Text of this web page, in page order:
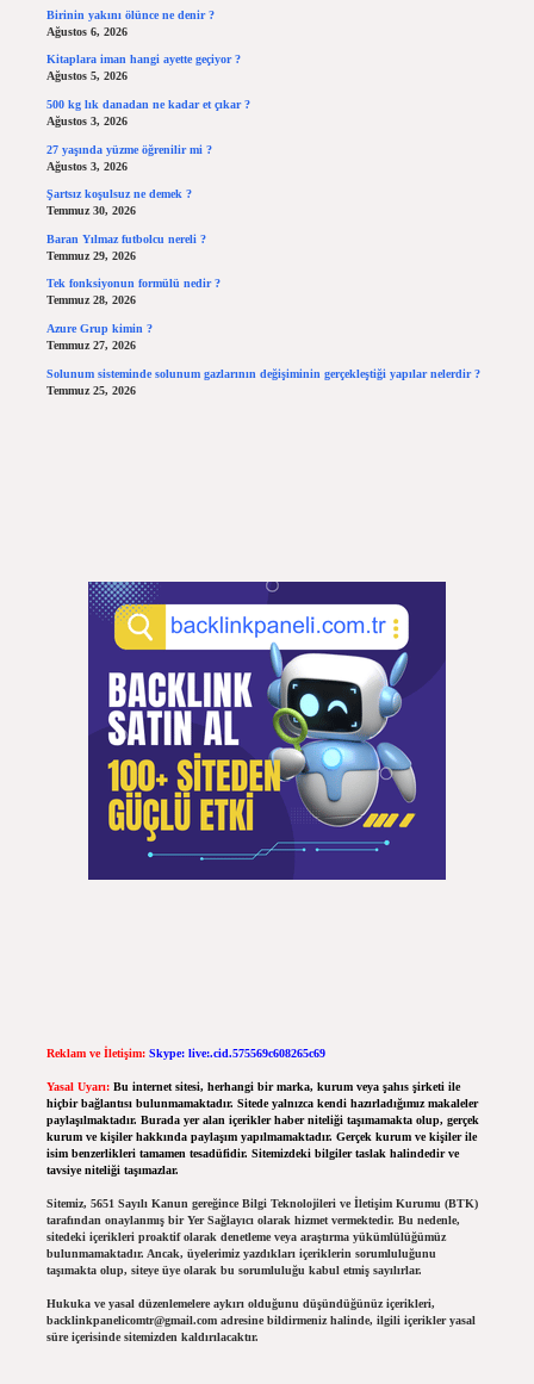
Birinin yakını ölünce ne denir ?
Ağustos 6, 2026
Kitaplara iman hangi ayette geçiyor ?
Ağustos 5, 2026
500 kg lık danadan ne kadar et çıkar ?
Ağustos 3, 2026
27 yaşında yüzme öğrenilir mi ?
Ağustos 3, 2026
Şartsız koşulsuz ne demek ?
Temmuz 30, 2026
Baran Yılmaz futbolcu nereli ?
Temmuz 29, 2026
Tek fonksiyonun formülü nedir ?
Temmuz 28, 2026
Azure Grup kimin ?
Temmuz 27, 2026
Solunum sisteminde solunum gazlarının değişiminin gerçekleştiği yapılar nelerdir ?
Temmuz 25, 2026
Reklam ve İletişim: Skype: live:.cid.575569c608265c69
Yasal Uyarı: Bu internet sitesi, herhangi bir marka, kurum veya şahıs şirketi ile
hiçbir bağlantısı bulunmamaktadır. Sitede yalnızca kendi hazırladığımız makaleler
paylaşılmaktadır. Burada yer alan içerikler haber niteliği taşımamakta olup, gerçek
kurum ve kişiler hakkında paylaşım yapılmamaktadır. Gerçek kurum ve kişiler ile
isim benzerlikleri tamamen tesadüfidir. Sitemizdeki bilgiler taslak halindedir ve
tavsiye niteliği taşımazlar.
Sitemiz, 5651 Sayılı Kanun gereğince Bilgi Teknolojileri ve İletişim Kurumu (BTK)
tarafından onaylanmış bir Yer Sağlayıcı olarak hizmet vermektedir. Bu nedenle,
sitedeki içerikleri proaktif olarak denetleme veya araştırma yükümlülüğümüz
bulunmamaktadır. Ancak, üyelerimiz yazdıkları içeriklerin sorumluluğunu
taşımakta olup, siteye üye olarak bu sorumluluğu kabul etmiş sayılırlar.
Hukuka ve yasal düzenlemelere aykırı olduğunu düşündüğünüz içerikleri,
backlinkpanelicomtr@gmail.comadresine bildirmeniz halinde, ilgili içerikler yasal
süre içerisinde sitemizden kaldırılacaktır.